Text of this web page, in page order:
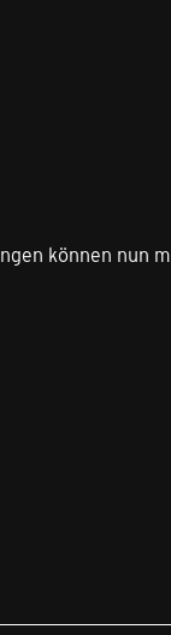
können nun